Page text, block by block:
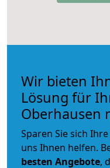
Wir bieten
Lösung für
Oberhausen
Sparen Sie sich
uns Ihnen helfen.
besten Angebote,